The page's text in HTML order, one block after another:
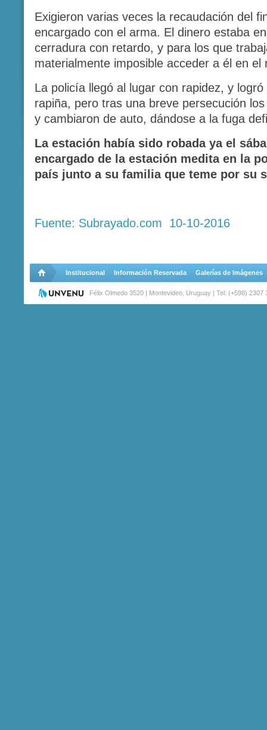
Exigieron varias veces la recaudación del
encargado con el arma. El dinero estaba
cerradura con retardo, y para los que
materialmente imposible acceder a él en el
La policía llegó al lugar con rapidez, y
rapiña, pero tras una breve persecución
y cambiaron de auto, dándose a la fuga
La estación había sido robada ya el
encargado de la estación medita en la
país junto a su familia que teme por su
Fuente: Subrayado.com 10-10-2016
Institucional Información Reservada Galerías de Imágenes
Félix Olmedo 3520 | Montevideo, Uruguay | Tel: (+598)